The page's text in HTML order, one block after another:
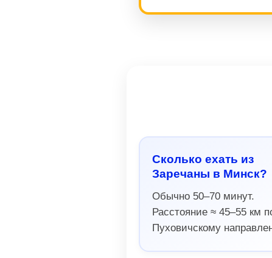
Сколько ехать из
Заречаны в Минск?
Обычно 50–70 минут.
Расстояние ≈ 45–55 км
Пуховичскому